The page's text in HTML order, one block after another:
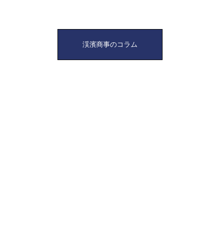
渓濱商事のコラム